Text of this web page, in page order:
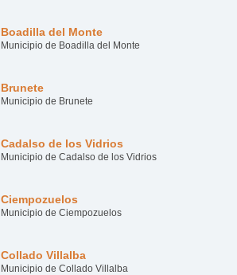
Boadilla del Monte
Municipio de Boadilla del Monte
Brunete
Municipio de Brunete
Cadalso de los Vidrios
Municipio de Cadalso de los Vidrios
Ciempozuelos
Municipio de Ciempozuelos
Collado Villalba
Municipio de Collado Villalba